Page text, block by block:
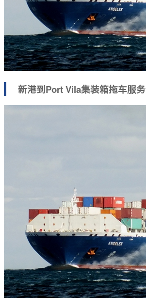
新港到Port Vila集装箱拖车服务